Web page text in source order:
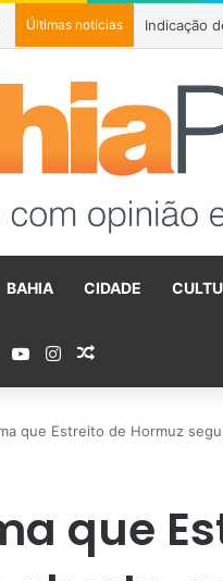
Últimas notícias
BAHIA CIDADE
YouTubeInstagram
que Estreito de Hormuz
que